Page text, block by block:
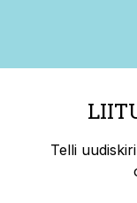
Telli